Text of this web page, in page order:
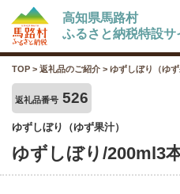
高知県馬路村
ふるさと納税特設サ
TOP > 返礼品のご紹介 > ゆずしぼり（ゆず
返礼品番号 526
ゆずしぼり（ゆず果汁）
ゆずしぼり/200ml3本